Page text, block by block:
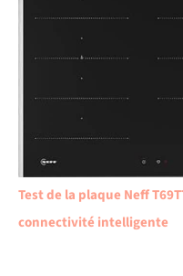
Test de la plaque Neff
connectivité intelligente